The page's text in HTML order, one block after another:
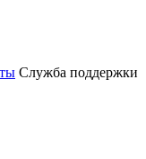
Служба поддержки